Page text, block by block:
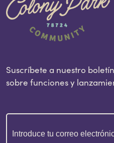
Suscríbete a nuestro
sobre funciones y
Correo
electrónico(Obligatorio)